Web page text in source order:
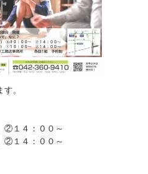
。
１４：００～
１４：００～